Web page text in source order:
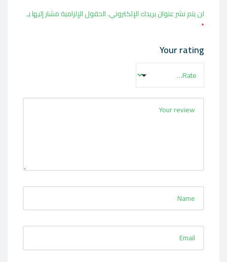
لن يتم نشر عنوان بريدك الإلكتروني.الحقول الإلزامية مشار إليها بـ
*
Your rating